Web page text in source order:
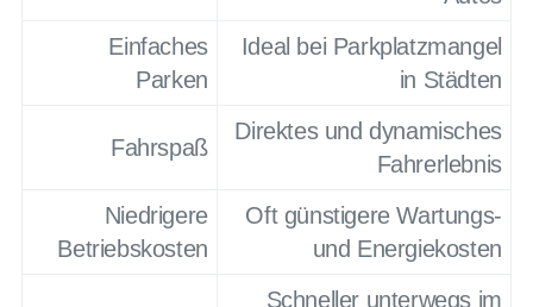
Einfaches
Parken
Ideal bei Parkplatzmangel
in Städten
Fahrspaß
Direktes und dynamisches
Fahrerlebnis
Niedrigere
Betriebskosten
Oft günstigere Wartungs-
und Energiekosten
Schneller unterwegs im